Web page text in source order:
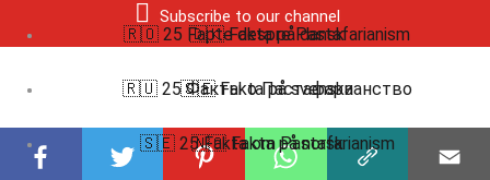
Subscribe to our channel
🇷🇴 25 Fapte despre Pastafarianism
🇷🇺 25 Факты о Пастафарианство
🇸🇪 25 Fakta om Pastafarianism
🇩🇰 Fakta på dansk
🇸🇪 Fakta på svenska
🇳🇴 Fakta på norsk